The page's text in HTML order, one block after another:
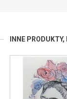
INNE PRODUKTY,